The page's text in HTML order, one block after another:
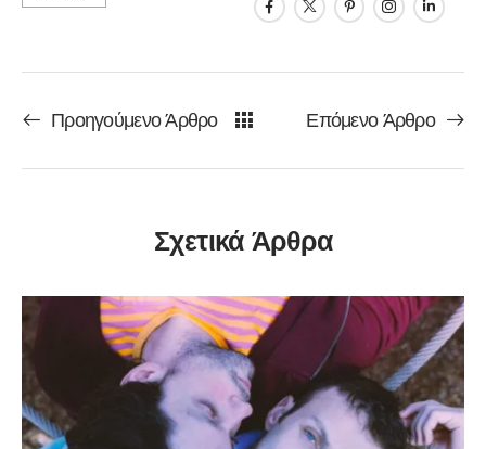
Προηγούμενο Άρθρο Επόμενο Άρθρο
Σχετικά Άρθρα